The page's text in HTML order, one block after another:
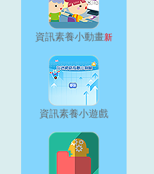
資訊素養小動畫新
資訊素養小遊戲